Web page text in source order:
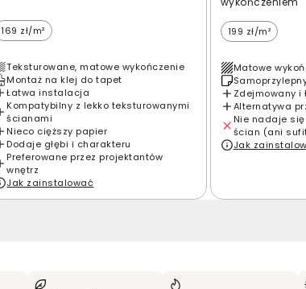
169 zł/m²
Teksturowane, matowe wykończenie
Montaż na klej do tapet
Łatwa instalacja
Kompatybilny z lekko teksturowanymi
ścianami
Nieco cięższy papier
Dodaje głębi i charakteru
Preferowane przez projektantów
wnętrz
Jak zainstalować
199 zł/m²
Matowe
Zdejmowany i
Alternatywa
Nie nadaje
ścian (ani
Jak